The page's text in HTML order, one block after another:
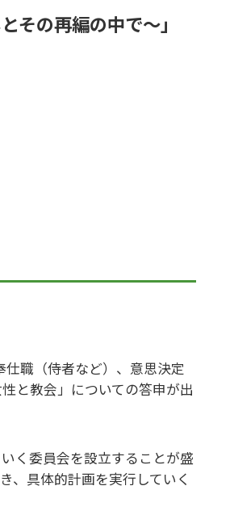
の再編の中で～」
職（侍者など）、意思決定
と教会」についての答申が出
く委員会を設立することが盛
、具体的計画を実行していく